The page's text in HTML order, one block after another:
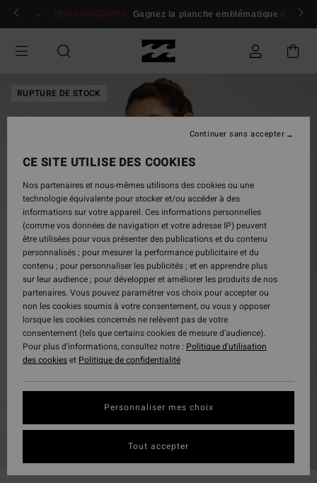
Passer
Se connecter / s'inscrire
JEU CONCOURS Gagnez la planche emblématique d'Andy
RUPTURE DE STOCK
CE SITE UTILISE DES COOKIES
Nos partenaires et nous-mêmes utilisons des cookies ou une
technologie équivalente pour stocker et/ou accéder à des
informations sur votre appareil. Ces informations personnelles
(comme vos données de navigation et votre adresse IP) peuvent
être utilisées pour vous présenter des publications et du contenu
personnalisés ; pour mesurer la performance publicitaire et du
contenu ; pour personnaliser les publicités ; et en apprendre plus
sur leur audience ; pour développer et améliorer les produits de nos
partenaires. Vous pouvez paramétrer vos choix pour accepter ou
non les cookies soumis à votre consentement, ou vous y opposer
lorsque les cookies concernés ne relèvent pas de votre
consentement (tels que certains cookies de mesure d’audience).
Pour plus d'informations, consultez notre : Politique d'utilisation
des cookieset Politique de confidentialité
Personnaliser mes choix
Continuer sans accepter
Tout accepter